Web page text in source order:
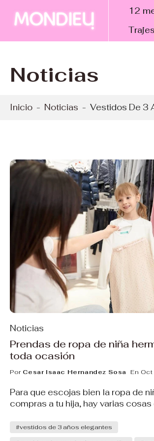
12
Noticias
Inicio - Noticias - Vestidos De 3
Noticias
Prendas de ropa de niña
toda ocasión
Por Cesar Isaac Hernandez Sosa En
Para que escojas bien la ropa de
compras a tu hija, hay varias
prendas que lucen preciosas, pero
#vestidos de 3 años elegantes